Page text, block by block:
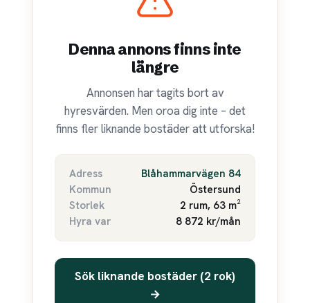
Denna annons finns inte
längre
Annonsen har tagits bort av
hyresvärden. Men oroa dig inte – det
finns fler liknande bostäder att utforska!
Adress
Blåhammarvägen 84
Kommun
Östersund
Storlek
2 rum, 63 m²
Hyra var
8 872 kr/mån
Sök liknande bostäder (2 rok)
→